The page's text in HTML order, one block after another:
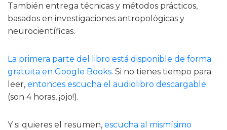
También entrega técnicas y métodos prácticos,
basados en investigaciones antropológicas y
neurocientíficas.
La primera parte del libro está disponible de forma
gratuita en Google Books. Si no tienes tiempo para
leer, entonces escucha el audiolibro descargable
(son 4 horas, ¡ojo!).
Y si quieres el resumen, escucha al mismísimo